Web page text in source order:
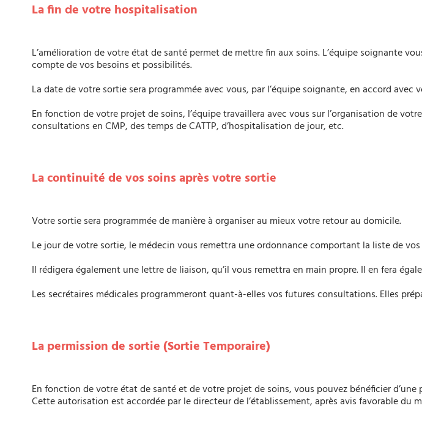
La fin de votre hospitalisation
L’amélioration de votre état de santé permet de mettre fin aux soins. L’équipe soignante
compte de vos besoins et possibilités.
La date de votre sortie sera programmée avec vous, par l’équipe soignante, en accord
En fonction de votre projet de soins, l’équipe travaillera avec vous sur l’organisation de
consultations en CMP, des temps de CATTP, d’hospitalisation de jour, etc.
La continuité de vos soins après votre sortie
Votre sortie sera programmée de manière à organiser au mieux votre retour au domicile.
Le jour de votre sortie, le médecin vous remettra une ordonnance comportant la liste de
Il rédigera également une lettre de liaison, qu’il vous remettra en main propre. Il en fera
Les secrétaires médicales programmeront quant-à-elles vos futures consultations. Elles
La permission de sortie (Sortie Temporaire)
En fonction de votre état de santé et de votre projet de soins, vous pouvez bénéficier d’une
Cette autorisation est accordée par le directeur de l’établissement, après avis favorable du